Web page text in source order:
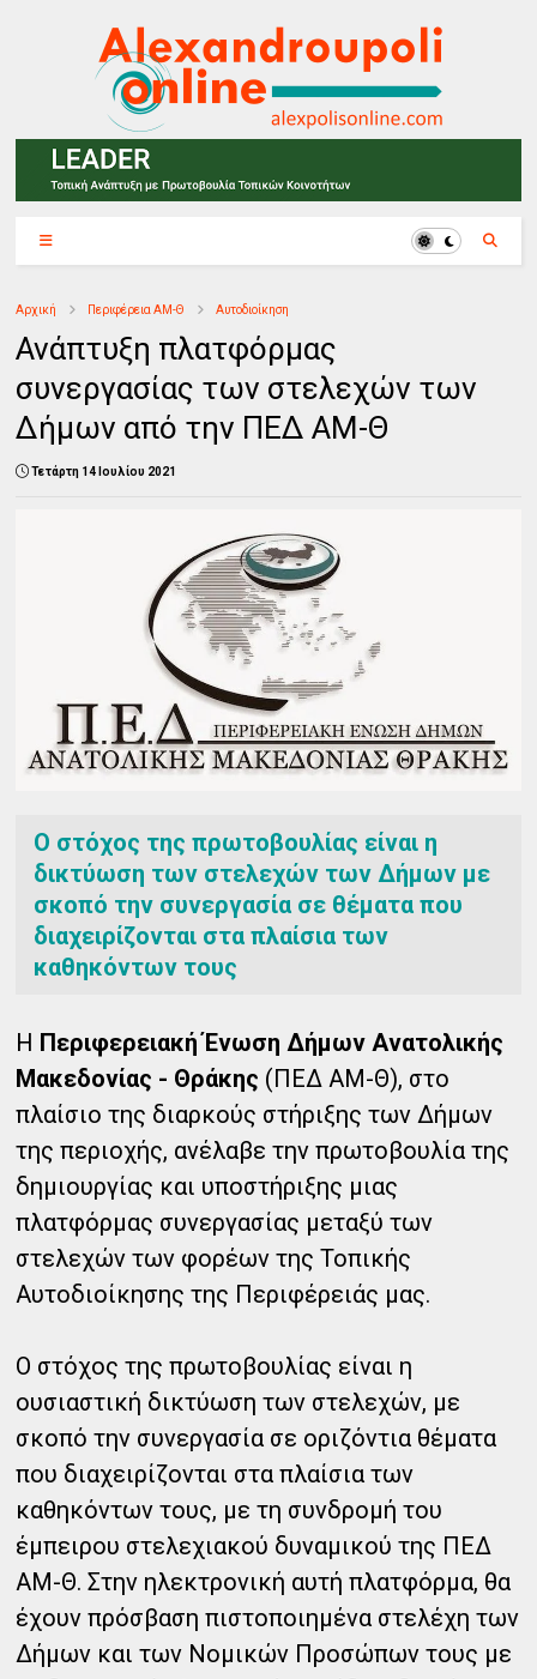
Αρχική Περιφέρεια ΑΜ-Θ Αυτοδιοίκηση
Ανάπτυξη πλατφόρμας
συνεργασίας των στελεχών των
Δήμων από την ΠΕΔ ΑΜ-Θ
Τετάρτη 14 Ιουλίου 2021
Ο στόχος της πρωτοβουλίας είναι η
δικτύωση των στελεχών των Δήμων με
σκοπό την συνεργασία σε θέματα που
διαχειρίζονται στα πλαίσια των
καθηκόντων τους
Η Περιφερειακή Ένωση Δήμων Ανατολικής
Μακεδονίας - Θράκης (ΠΕΔ ΑΜ-Θ), στο
πλαίσιο της διαρκούς στήριξης των Δήμων
της περιοχής, ανέλαβε την πρωτοβουλία της
δημιουργίας και υποστήριξης μιας
πλατφόρμας συνεργασίας μεταξύ των
στελεχών των φορέων της Τοπικής
Αυτοδιοίκησης της Περιφέρειάς μας.
Ο στόχος της πρωτοβουλίας είναι η
ουσιαστική δικτύωση των στελεχών, με
σκοπό την συνεργασία σε οριζόντια θέματα
που διαχειρίζονται στα πλαίσια των
καθηκόντων τους, με τη συνδρομή του
έμπειρου στελεχιακού δυναμικού της ΠΕΔ
ΑΜ-Θ. Στην ηλεκτρονική αυτή πλατφόρμα, θα
έχουν πρόσβαση πιστοποιημένα στελέχη των
Δήμων και των Νομικών Προσώπων τους με